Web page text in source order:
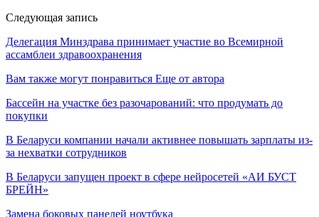
Следующая запись
Делегация Минздрава принимает участие во Всемирной
ассамблеи здравоохранения
Вам также могут понравиться Еще от автора
Бассейн на участке без разочарований: что продумать до
покупки
В Беларуси компании начали активнее повышать зарплаты из-
за нехватки сотрудников
В Беларуси запущен проект в сфере нейросетей «АИ БУСТ
БРЕЙН»
Замена боковых панелей ноутбука